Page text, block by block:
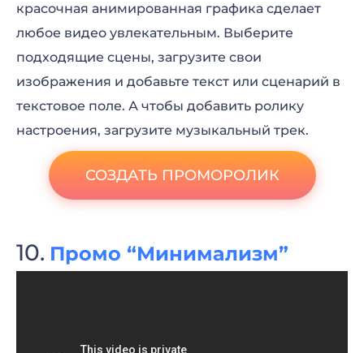
красочная анимированная графика сделает
любое видео увлекательным. Выберите
подходящие сцены, загрузите свои
изображения и добавьте текст или сценарий в
текстовое поле. А чтобы добавить ролику
настроения, загрузите музыкальный трек.
СОЗДАТЬ ПРОМОРОЛИК
Промо “Минимализм”